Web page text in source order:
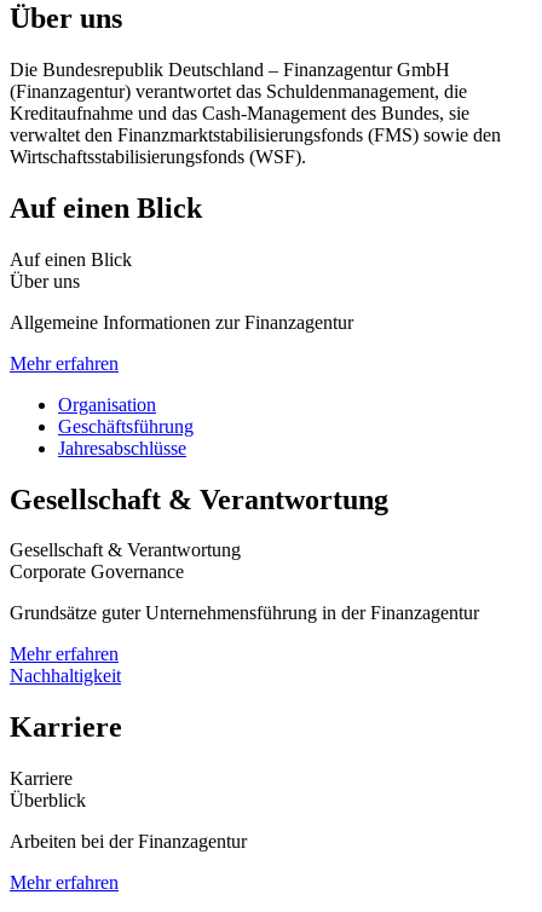
Über uns
Die Bundesrepublik Deutschland – Finanzagentur GmbH
(Finanzagentur) verantwortet das Schuldenmanagement, die
Kreditaufnahme und das Cash-Management des Bundes, sie
verwaltet den Finanzmarktstabilisierungsfonds (FMS) sowie den
Wirtschaftsstabilisierungsfonds (WSF).
Auf einen Blick
Auf einen Blick
Über uns
Allgemeine Informationen zur Finanzagentur
Mehr erfahren
Organisation
Geschäftsführung
Jahresabschlüsse
Gesellschaft & Verantwortung
Gesellschaft & Verantwortung
Corporate Governance
Grundsätze guter Unternehmensführung in der Finanzagentur
Mehr erfahren
Nachhaltigkeit
Karriere
Karriere
Überblick
Arbeiten bei der Finanzagentur
Mehr erfahren